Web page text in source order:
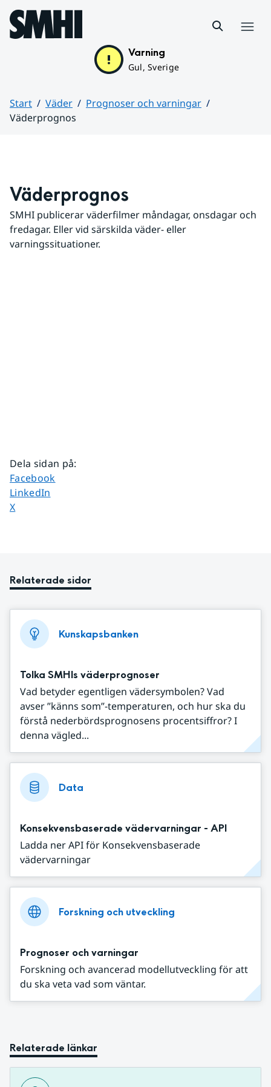
Hoppa till sidans innehåll
Varning
Gul, Sverige
Start Väder
Prognoser och varningar
Väderprognos
Väderprognos
SMHI publicerar väderfilmer måndagar, onsdagar och
fredagar. Eller vid särskilda väder- eller
varningssituationer.
Dela sidan på:
Dela sidan på
Facebook
Dela sidan på
LinkedIn
Dela sidan på
X
Relaterade sidor
Kunskapsbanken
Tolka SMHIs väderprognoser
Vad betyder egentligen vädersymbolen? Vad
avser ”känns som”-temperaturen, och hur ska du
förstå nederbördsprognosens procentsiffror? I
denna vägled...
Data
Konsekvensbaserade vädervarningar - API
Ladda ner API för Konsekvensbaserade
vädervarningar
Forskning och utveckling
Prognoser och varningar
Forskning och avancerad modellutveckling för att
du ska veta vad som väntar.
Relaterade länkar